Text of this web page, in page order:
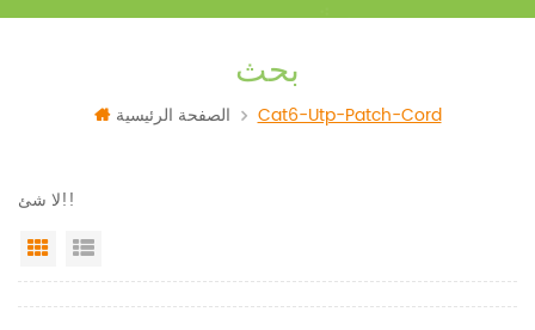
بحث
الصفحة الرئيسية Cat6-Utp-Patch-Cord
لا شئ!!
Grid View